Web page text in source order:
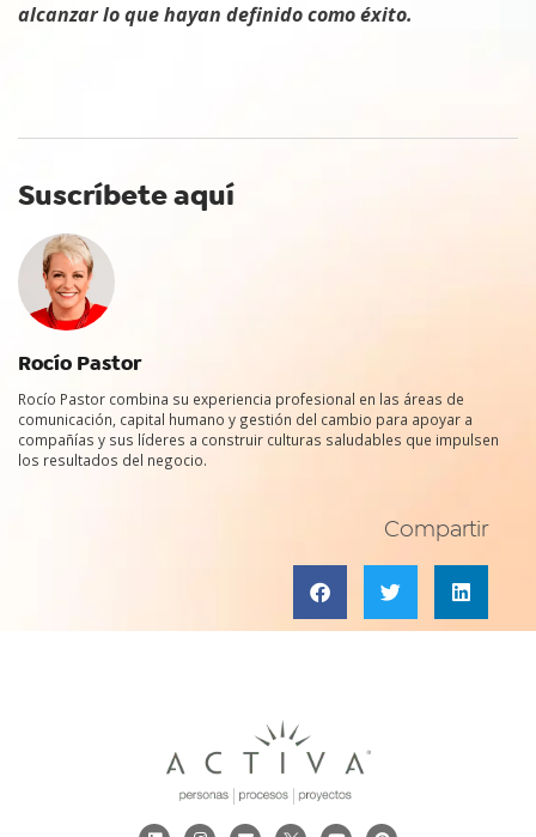
alcanzar lo que hayan definido como éxito.
Suscríbete aquí
Rocío Pastor
Rocío Pastor combina su experiencia profesional en las áreas de
comunicación, capital humano y gestión del cambio para apoyar a
compañías y sus líderes a construir culturas saludables que impulsen
los resultados del negocio.
Compartir